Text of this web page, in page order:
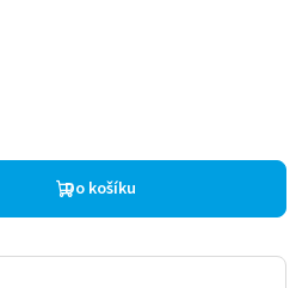
Do košíku